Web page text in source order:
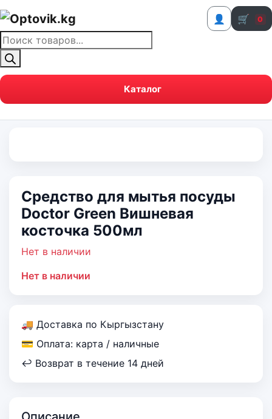
👤 🛒 0
Поиск
товаров
Каталог
Средство для мытья посуды
Doctor Green Вишневая
косточка 500мл
Нет в наличии
Нет в наличии
🚚 Доставка по Кыргызстану
💳 Оплата: карта / наличные
↩ Возврат в течение 14 дней